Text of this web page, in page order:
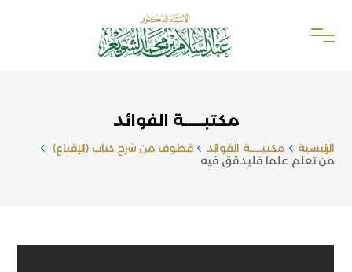
مكتبـــــة الفوائد
الرئيسية مكتبـــــة الفوائد
قطوف من شرح كتاب (الإقناع)
من تعلم علما فليدقق فيه